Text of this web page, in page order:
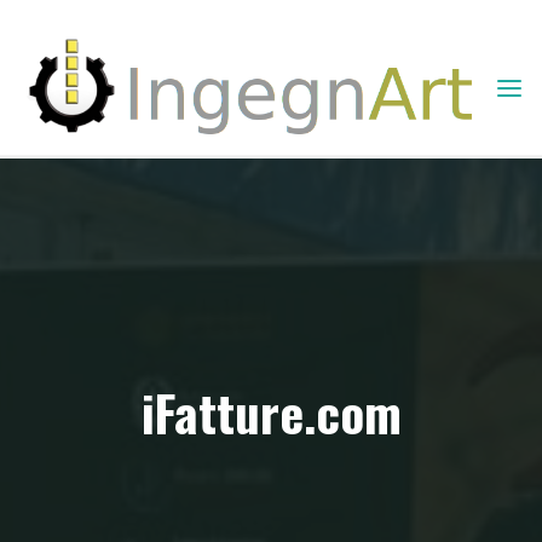
INGEGNART -
COMUNICAZIONE
E SERVIZI
iFatture.com